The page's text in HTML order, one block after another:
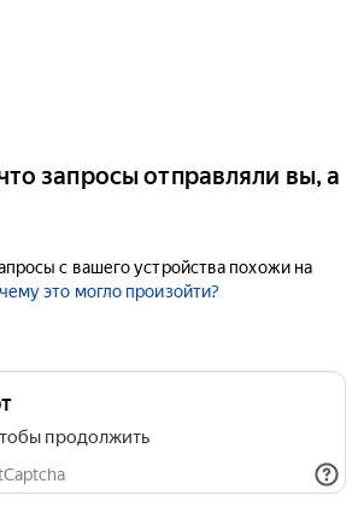
запросы отправляли вы, а
с вашего устройства похожи на
это могло произойти?
продолжить